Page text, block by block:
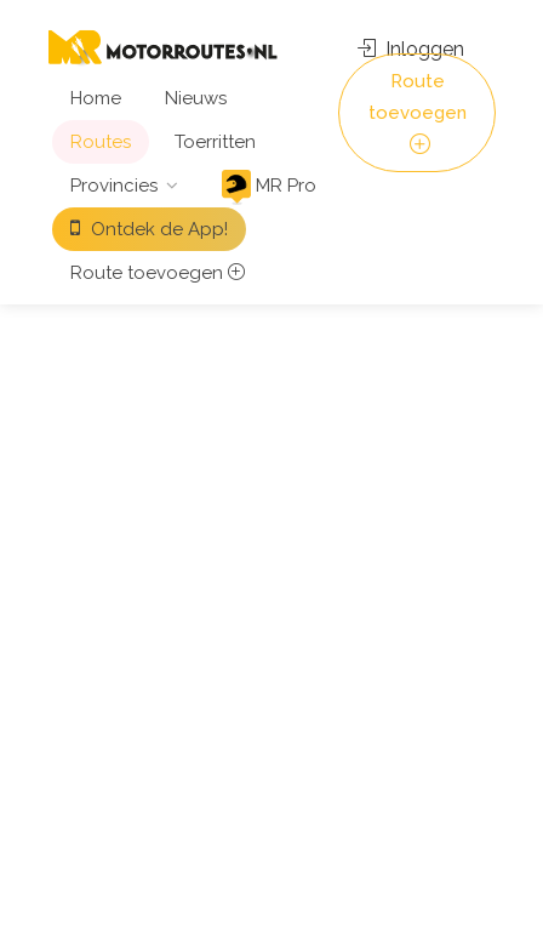
Home
Nieuws
Routes
Toerritten
Provincies
MR Pro
Ontdek de App!
Route toevoegen
Inloggen
Route
toevoegen